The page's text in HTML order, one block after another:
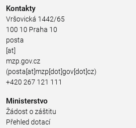
Kontakty
Vršovická 1442/65
100 10 Praha 10
posta
[at]
mzp.gov.cz
(posta[at]mzp[dot]gov[dot]cz)
+420 267 121 111
Ministerstvo
Žádost o záštitu
Přehled dotací